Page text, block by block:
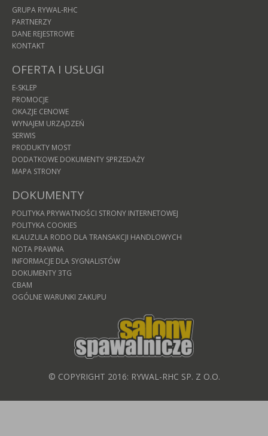
GRUPA RYWAL-RHC
PARTNERZY
DANE REJESTROWE
KONTAKT
OFERTA I USŁUGI
E-SKLEP
PROMOCJE
OKAZJE CENOWE
WYNAJEM URZĄDZEŃ
SERWIS
PRODUKTY MOST
DODATKOWE DOKUMENTY SPRZEDAŻY
MAPA STRONY
DOKUMENTY
POLITYKA PRYWATNOŚCI STRONY INTERNETOWEJ
POLITYKA COOKIES
KLAUZULA RODO DLA TRANSAKCJI HANDLOWYCH
NOTA PRAWNA
INFORMACJE DLA SYGNALISTÓW
DOKUMENTY 3TG
CBAM
OGÓLNE WARUNKI ZAKUPU
© COPYRIGHT 2016: RYWAL-RHC SP. Z O.O.